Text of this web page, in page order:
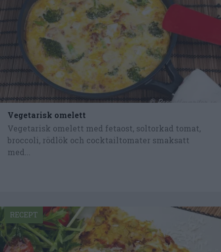
Vegetarisk omelett
Vegetarisk omelett med fetaost, soltorkad tomat,
broccoli, rödlök och cocktailtomater smaksatt
med...
RECEPT